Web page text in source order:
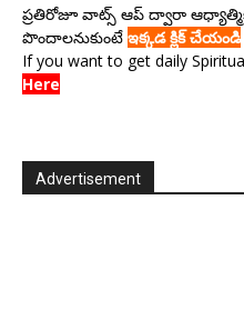
ప్రతిరోజూ వాట్స్ ఆప్ ద్వారా
పొందాలనుకుంటే ఇక్కడ క్లిక్ చేయండి
If you want to get daily
Here
Advertisement